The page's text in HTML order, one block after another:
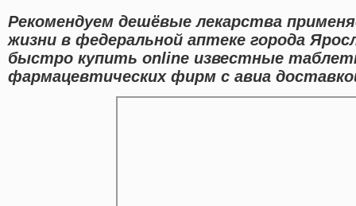
Рекомендуем дешёвые лекарства
жизни в федеральной аптеке города
быстро купить online известные
фармацевтических фирм с авиа